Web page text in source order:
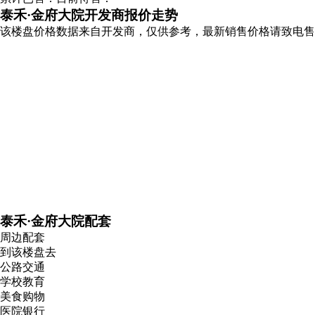
泰禾·金府大院开发商报价走势
该楼盘价格数据来自开发商，仅供参考，最新销售价格请致电
泰禾·金府大院配套
周边配套
到该楼盘去
公路交通
学校教育
美食购物